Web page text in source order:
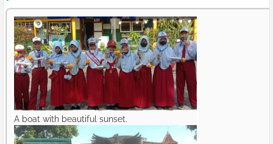
A boat with beautiful sunset.